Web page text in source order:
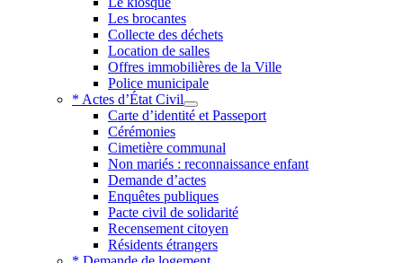
Les brocantes
Collecte des déchets
Location de salles
Offres immobilières de la Ville
Police municipale
* Actes d’État Civil
Carte d’identité et Passeport
Cérémonies
Cimetière communal
Non mariés : reconnaissance enfant
Demande d’actes
Enquêtes publiques
Pacte civil de solidarité
Recensement citoyen
Résidents étrangers